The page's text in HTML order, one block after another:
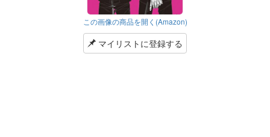
この画像の商品を開く(Amazon)
マイリストに登録する